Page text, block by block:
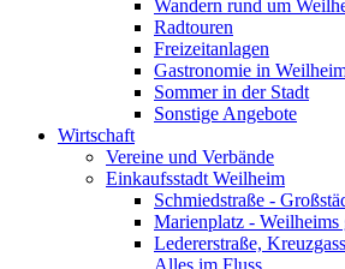
Wandern rund um
Radtouren
Freizeitanlagen
Gastronomie in
Sommer in der Stadt
Sonstige Angebote
Wirtschaft
Vereine und Verbände
Einkaufsstadt Weilheim
Schmiedstraße -
Marienplatz - Weilheims
Ledererstraße,
Alles im Fluss